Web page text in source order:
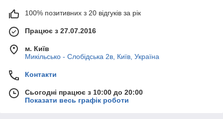
100% позитивних з 20 відгуків за рік
Працює з 27.07.2016
м. Київ
Микільсько - Слобідська 2в, Київ, Україна
Контакти
Сьогодні працює з 10:00 до 20:00
Показати весь графік роботи